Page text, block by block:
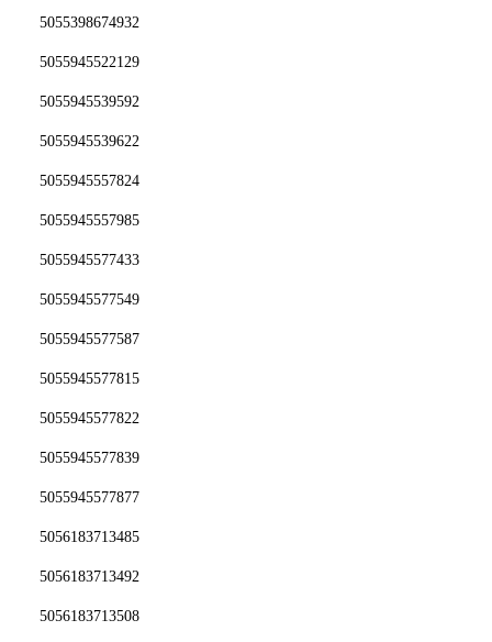
5055398674932
5055945522129
5055945539592
5055945539622
5055945557824
5055945557985
5055945577433
5055945577549
5055945577587
5055945577815
5055945577822
5055945577839
5055945577877
5056183713485
5056183713492
5056183713508